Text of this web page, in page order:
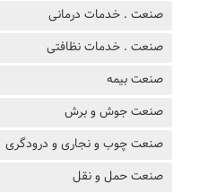
صنعت . خدمات درمانی
صنعت . خدمات نظافتی
صنعت بیمه
صنعت جوش و برش
صنعت چوب و نجاری و درودگری
صنعت حمل و نقل